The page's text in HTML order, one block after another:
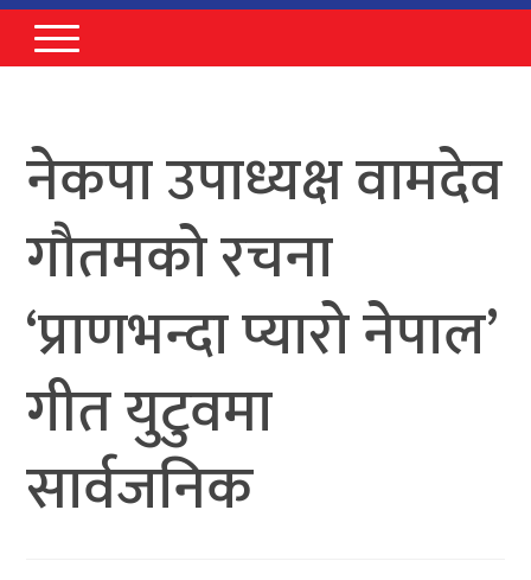
नेकपा उपाध्यक्ष वामदेव
गौतमको रचना
‘प्राणभन्दा प्यारो नेपाल’
गीत युटुवमा
सार्वजनिक